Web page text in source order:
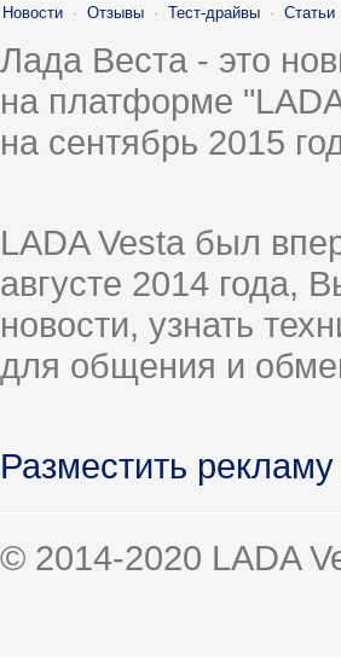
Новости · Отзывы · Тест-драйвы · Статьи
Лада Веста - это
на платформе
на сентябрь 2015
LADA Vesta был
августе 2014 года,
новости, узнать
для общения и
Разместить
© 2014-2020 LADA